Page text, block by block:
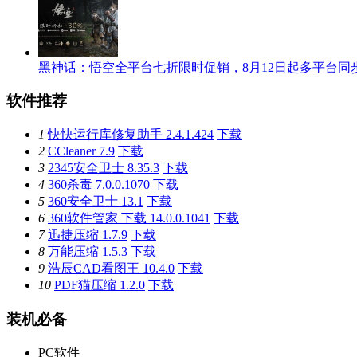
黑神话：悟空全平台七折限时促销，8月12日起多平台同
软件推荐
1 快快运行库修复助手 2.4.1.424 下载
2 CCleaner 7.9 下载
3 2345安全卫士 8.35.3 下载
4 360杀毒 7.0.0.1070 下载
5 360安全卫士 13.1 下载
6 360软件管家 下载 14.0.0.1041 下载
7 迅捷压缩 1.7.9 下载
8 万能压缩 1.5.3 下载
9 浩辰CAD看图王 10.4.0 下载
10 PDF猫压缩 1.2.0 下载
装机必备
PC软件